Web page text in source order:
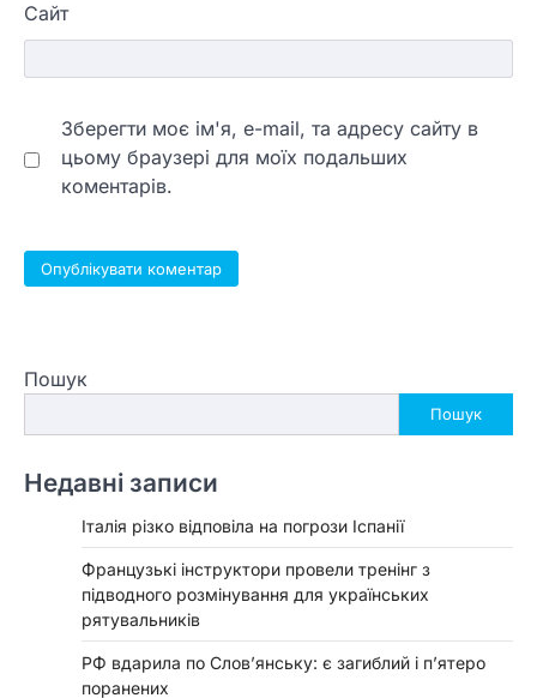
Сайт
Зберегти моє ім'я, e-mail, та адресу сайту в
цьому браузері для моїх подальших
коментарів.
Пошук
Пошук
Недавні записи
Італія різко відповіла на погрози Іспанії
Французькі інструктори провели тренінг з
підводного розмінування для українських
рятувальників
РФ вдарила по Слов’янську: є загиблий і п’ятеро
поранених